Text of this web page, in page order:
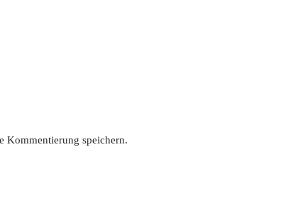
Kommentierung speichern.